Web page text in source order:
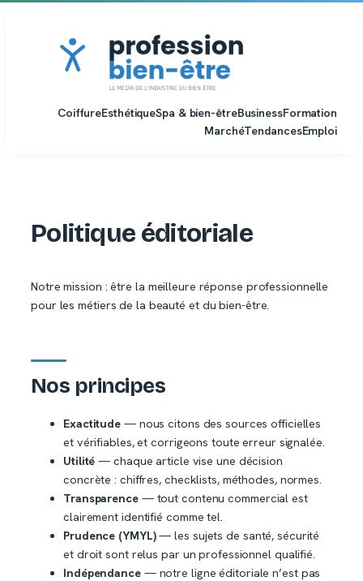
CoiffureEsthétiqueSpa & bien-êtreBusinessFormation
MarchéTendancesEmploi
Politique éditoriale
Notre mission : être la meilleure réponse professionnelle
pour les métiers de la beauté et du bien-être.
Nos principes
Exactitude — nous citons des sources officielles
et vérifiables, et corrigeons toute erreur signalée.
Utilité — chaque article vise une décision
concrète : chiffres, checklists, méthodes, normes.
Transparence— tout contenu commercial est
clairement identifié comme tel.
Prudence (YMYL)— les sujets de santé, sécurité
et droit sont relus par un professionnel qualifié.
Indépendance— notre ligne éditoriale n’est pas